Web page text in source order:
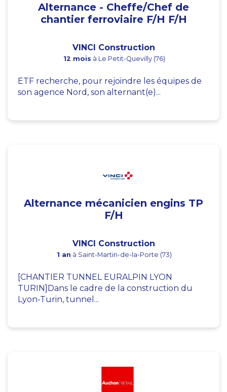
Alternance - Cheffe/Chef de
chantier ferroviaire F/H F/H
VINCI Construction
12 mois à Le Petit-Quevilly (76)
ETF recherche, pour rejoindre les équipes de
son agence Nord, son alternant(e)...
Alternance mécanicien engins TP
F/H
VINCI Construction
1 an à Saint-Martin-de-la-Porte (73)
[CHANTIER TUNNEL EURALPIN LYON
TURIN]Dans le cadre de la construction du
Lyon-Turin, tunnel...